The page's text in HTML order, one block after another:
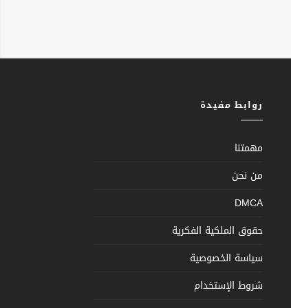
روابط مفيدة
مهمتنا
من نحن
DMCA
حقوق الملكية الفكرية
سياسة الخصوصية
شروط الإستخدام